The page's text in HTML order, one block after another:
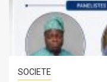
SOCIETE